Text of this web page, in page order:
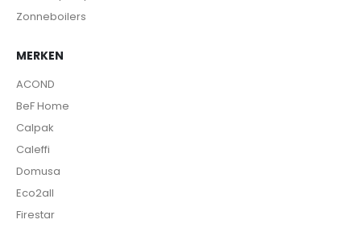
Zonneboilers
MERKEN
ACOND
BeF Home
Calpak
Caleffi
Domusa
Eco2all
Firestar